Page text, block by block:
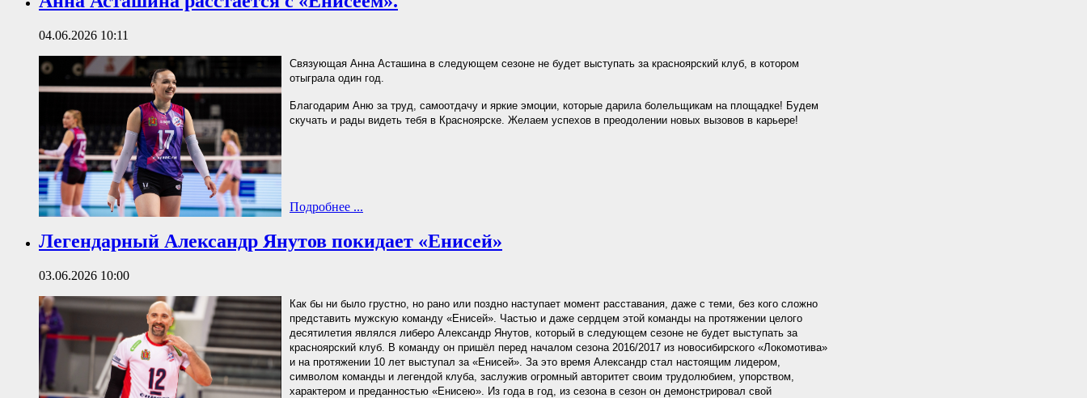
04.06.2026 10:11
Связующая Анна Асташина в следующем сезоне не будет выступать за красноярский клуб, в котором
отыграла один год.
Благодарим Аню за труд, самоотдачу и яркие эмоции, которые дарила болельщикам на площадке! Будем
скучать и рады видеть тебя в Красноярске. Желаем успехов в преодолении новых вызовов в карьере!
Подробнее ...
Легендарный Александр Янутов покидает «Енисей»
03.06.2026 10:00
Как бы ни было грустно, но рано или поздно наступает момент расставания, даже с теми, без кого сложно
представить мужскую команду «Енисей». Частью и даже сердцем этой команды на протяжении целого
десятилетия являлся либеро Александр Янутов, который в следующем сезоне не будет выступать за
красноярский клуб. В команду он пришёл перед началом сезона 2016/2017 из новосибирского «Локомотива»
и на протяжении 10 лет выступал за «Енисей». За это время Александр стал настоящим лидером,
символом команды и легендой клуба, заслужив огромный авторитет своим трудолюбием, упорством,
характером и преданностью «Енисею». Из года в год, из сезона в сезон он демонстрировал свой